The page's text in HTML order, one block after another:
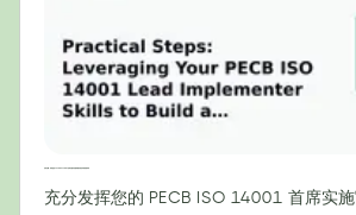
充分发挥您的 PECB ISO 14001 首席实